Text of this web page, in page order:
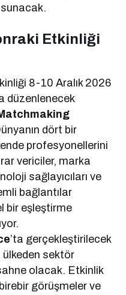
Etkinliği
8-10 Aralık 2026
düzenlenecek
dört bir
profesyonellerini
vericiler, marka
sağlayıcıları ve
bağlantılar
bir eşleştirme
’ta gerçekleştirilecek
sektör
olacak. Etkinlik
görüşmeler ve